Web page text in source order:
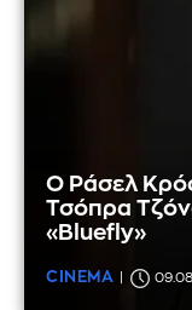
Ο Ράσελ
Τσόπρα
«Bluefly»
CINEMA